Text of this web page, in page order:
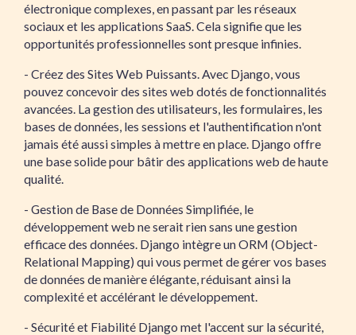
électronique complexes, en passant par les réseaux
sociaux et les applications SaaS. Cela signifie que les
opportunités professionnelles sont presque infinies.
- Créez des Sites Web Puissants. Avec Django, vous
pouvez concevoir des sites web dotés de fonctionnalités
avancées. La gestion des utilisateurs, les formulaires, les
bases de données, les sessions et l'authentification n'ont
jamais été aussi simples à mettre en place. Django offre
une base solide pour bâtir des applications web de haute
qualité.
- Gestion de Base de Données Simplifiée, le
développement web ne serait rien sans une gestion
efficace des données. Django intègre un ORM (Object-
Relational Mapping) qui vous permet de gérer vos bases
de données de manière élégante, réduisant ainsi la
complexité et accélérant le développement.
- Sécurité et Fiabilité Django met l'accent sur la sécurité,